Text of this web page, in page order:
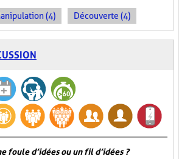
(4) Découverte (4)
foule d’idées ou un fil d’idées ?